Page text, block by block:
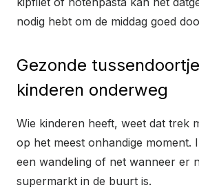
nodig hebt om de middag goed
Gezonde
kinderen onderweg
Wie kinderen heeft, weet dat trek
op het meest onhandige moment.
een wandeling of net wanneer er
supermarkt in de buurt is.